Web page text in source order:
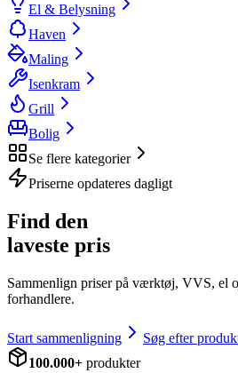
El & Belysning
Haven
Maling
Isenkram
Grill
Bolig
Se flere kategorier
Priserne opdateres dagligt
Find den
laveste pris
Sammenlign priser på værktøj, VVS, el
forhandlere.
Start sammenligning
Søg efter
100.000+ produkter